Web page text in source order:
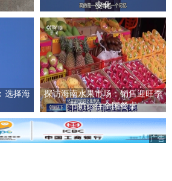
变化
选择海
探访海南水果市场：销售迎旺季
节前运往全国餐桌
广告